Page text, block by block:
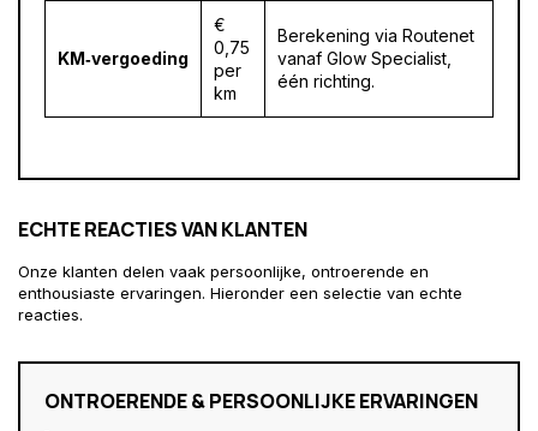
KM‑vergoeding
€
0,75
per
km
Berekening via Routenet
vanaf Glow Specialist,
één richting.
ECHTE REACTIES VAN KLANTEN
Onze klanten delen vaak persoonlijke, ontroerende en
enthousiaste ervaringen. Hieronder een selectie van echte
reacties.
ONTROERENDE & PERSOONLIJKE ERVARINGEN